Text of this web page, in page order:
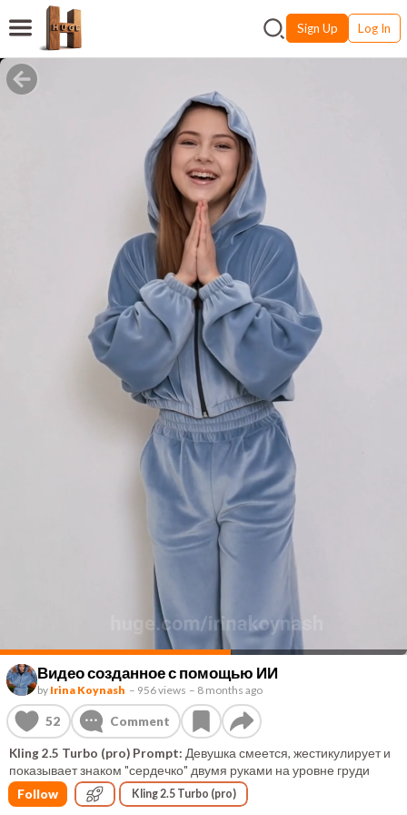
Sign Up Log In
Видео созданное с помощью ИИ
by Irina Koynash – 956 views – 8 months ago
52 Comment
Kling 2.5 Turbo (pro) Prompt: Девушка смеется, жестикулирует и
показывает знаком "сердечко" двумя руками на уровне груди
Follow
Kling 2.5 Turbo (pro)